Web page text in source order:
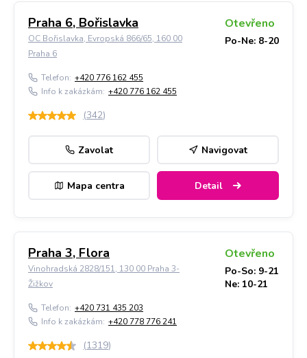
Praha 6, Bořislavka
OC Bořislavka, Evropská 866/65, 160 00
Praha 6
Otevřeno
Po-Ne: 8-20
Telefon: +420 776 162 455
Info k zakázkám: +420 776 162 455
(342)
Zavolat Navigovat
Mapa centra Detail
Praha 3, Flora
Vinohradská 2828/151, 130 00 Praha 3-
Žižkov
Otevřeno
Po-So: 9-21
Ne: 10-21
Telefon: +420 731 435 203
Info k zakázkám: +420 778 776 241
(1319)